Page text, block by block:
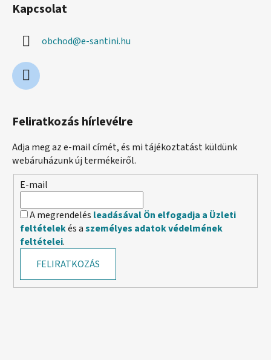
Kapcsolat
obchod@e-santini.hu
Feliratkozás hírlevélre
Adja meg az e-mail címét, és mi tájékoztatást küldünk
webáruházunk új termékeiről.
E-mail
A megrendelés leadásával Ön elfogadja a Üzleti
feltételekés aszemélyes adatok védelmének
feltételei.
FELIRATKOZÁS